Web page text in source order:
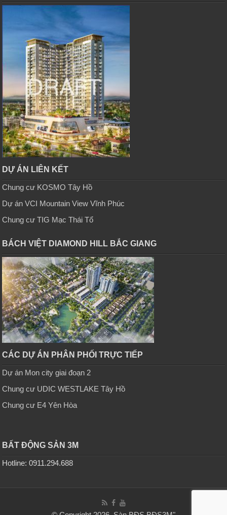
DỰ ÁN LIÊN KẾT
Chung cư KOSMO Tây Hồ
Dự án VCI Mountain View Vĩnh Phúc
Chung cư TIG Mạc Thái Tổ
BÁCH VIỆT DIAMOND HILL BẮC GIANG
CÁC DỰ ÁN PHÂN PHỐI TRỰC TIẾP
Dự án Mon city giai đoạn 2
Chung cư UDIC WESTLAKE Tây Hồ
Chung cư E4 Yên Hòa
BẤT ĐỘNG SẢN 3M
Hotline: 0911.294.688